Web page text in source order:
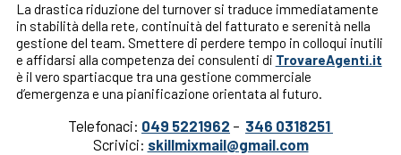
La drastica riduzione del turnover si traduce immediatamente
in stabilità della rete, continuità del fatturato e serenità nella
gestione del team. Smettere di perdere tempo in colloqui inutili
e affidarsi alla competenza dei consulenti di TrovareAgenti.it
è il vero spartiacque tra una gestione commerciale
d’emergenza e una pianificazione orientata al futuro.
Telefonaci: 049 5221962 – 346 0318251
Scrivici: skillmixmail@gmail.com